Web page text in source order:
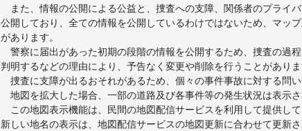
また、情報の公開による公益と、捜査への支障、関係者のプライ
公開しており、全ての情報を公開しているわけではないため、マッ
があります。
警察に届出があった初期の段階の情報を公開するため、捜査の過
判明するなどの理由により、予告なく変更や削除を行うことがありま
捜査に支障が出るおそれがあるため、個々の事件事故に対する問い
地図を拡大した場合、一部の道路及び各事件等の発生状況は表示さ
この地図表示機能は、民間の地図配信サービスを利用して提供し
新しい地名の表示は、地図配信サービスの地図更新に合わせて更新さ